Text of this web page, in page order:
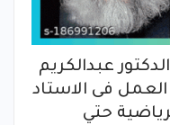
عبدالكريم
فى الاستاد
حتي